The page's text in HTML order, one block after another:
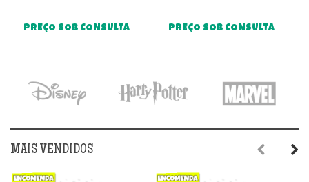
PREÇO SOB CONSULTA PREÇO SOB CONSULTA
MAIS VENDIDOS